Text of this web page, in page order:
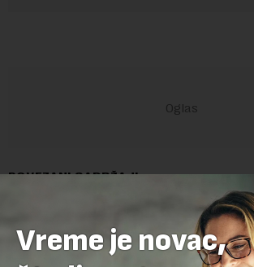
POVEZANI SADRŽAJI
Vreme je novac,